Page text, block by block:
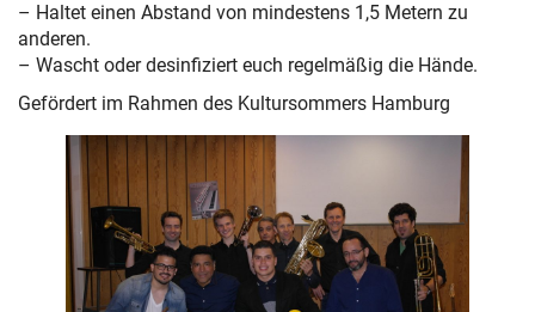
– Haltet einen Abstand von mindestens 1,5 Metern zu
anderen.
– Wascht oder desinfiziert euch regelmäßig die Hände.
Gefördert im Rahmen des Kultursommers Hamburg